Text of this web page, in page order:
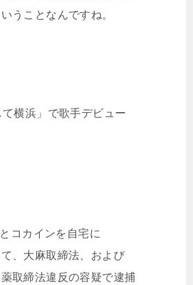
うことなんですね。
横浜」で歌手デビュー
コカインを自宅に
、大麻取締法、および
取締法違反の容疑で逮捕